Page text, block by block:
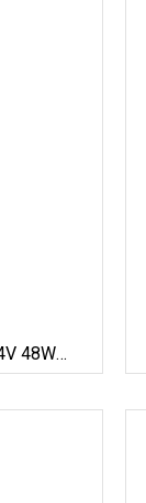
48W
Luz De